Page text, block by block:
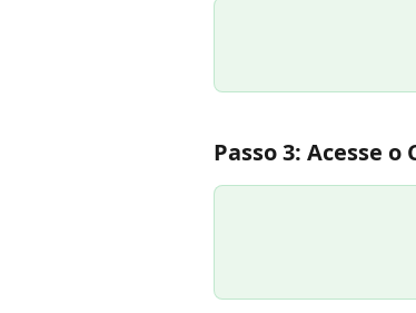
Passo 3: Acesse